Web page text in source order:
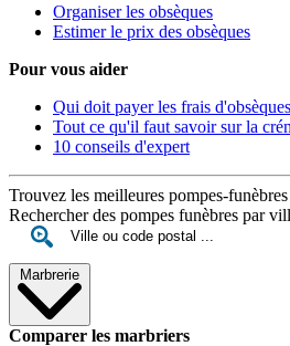
Organiser les obsèques
Estimer le prix des obsèques
Pour vous aider
Qui doit payer les frais
Tout ce qu'il faut savoir sur la
10 conseils d'expert
Trouvez les meilleures pompes-
Rechercher des pompes funèbres par
Marbrerie
Comparer les marbriers